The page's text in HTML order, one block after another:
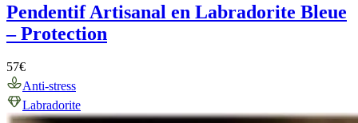
Pendentif Artisanal en Labradorite Bleue
– Protection
57€
Anti-stress
Labradorite